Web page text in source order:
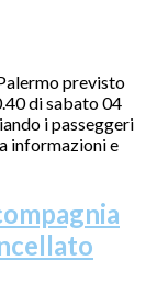
previsto
di sabato 04
i passeggeri
informazioni e